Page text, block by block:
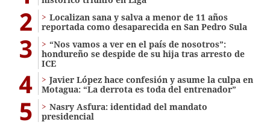
2
Localizan sana y salva a menor de 11 años
reportada como desaparecida en San Pedro Sula
3
“Nos vamos a ver en el país de nosotros”:
hondureño se despide de su hija tras arresto de
ICE
4
Javier López hace confesión y asume la culpa en
Motagua: “La derrota es toda del entrenador”
5
Nasry Asfura: identidad del mandato
presidencial